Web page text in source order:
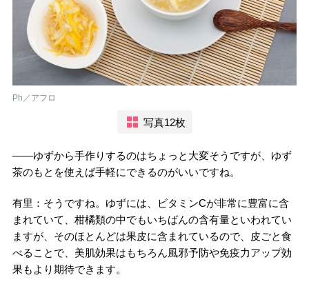
Ph／アフロ
写真12枚
――ゆずから手作りするのはちょっと大変そうですが、ゆず
茶のもとを使えば手軽にできるのがいいですね。
有里：そうですね。ゆずには、ビタミンCが非常に豊富に含
まれていて、柑橘類の中でもいちばんの含有量といわれてい
ますが、そのほとんどは果皮に含まれているので、皮ごと食
べることで、美肌効果はもちろん風邪予防や免疫力アップ効
果もより期待できます。